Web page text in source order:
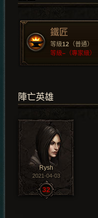
鐵匠
等級12 （普通）
等級– （專家級）
陣亡英雄
Rysh
2021-04-03
32